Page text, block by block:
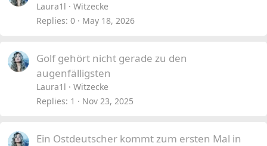
Laura1l
Witzecke
Replies 0 May 18, 2026
Golf gehört nicht gerade zu den
augenfälligsten
Laura1l
Witzecke
Replies 1 Nov 23, 2025
Ein Ostdeutscher kommt zum ersten Mal in